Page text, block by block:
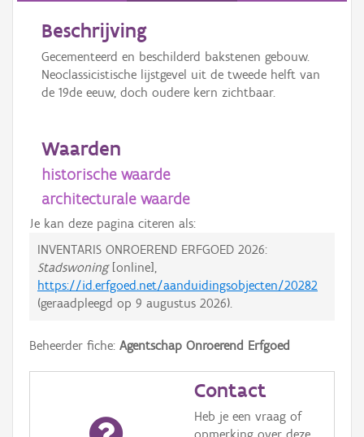
Beschrijving
Gecementeerd en beschilderd bakstenen gebouw.
Neoclassicistische lijstgevel uit de tweede helft van
de 19de eeuw, doch oudere kern zichtbaar.
Waarden
historische waarde
architecturale waarde
Je kan deze pagina citeren als:
INVENTARIS ONROEREND ERFGOED 2026:
Stadswoning[online],
https://id.erfgoed.net/aanduidingsobjecten/20282
(geraadpleegd op 9 augustus 2026).
Beheerder fiche: Agentschap Onroerend Erfgoed
Contact
Heb je een vraag of